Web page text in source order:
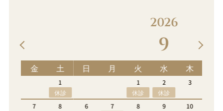
日 月 火 水 木 金 土
3 4 5
6
7
8 9 10 11
12